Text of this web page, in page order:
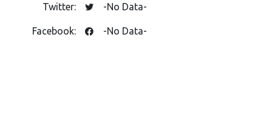
Twitter: -No Data-
Facebook: -No Data-